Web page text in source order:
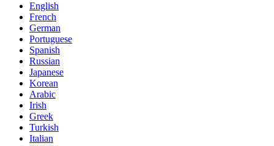
English
French
German
Portuguese
Spanish
Russian
Japanese
Korean
Arabic
Irish
Greek
Turkish
Italian